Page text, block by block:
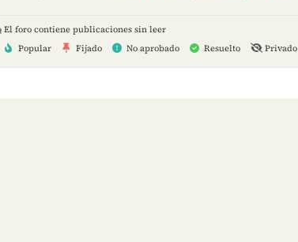
El foro contiene publicaciones sin leer
Popular Fijado No aprobado Resuelto Privado